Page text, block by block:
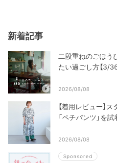
新着記事
二段重ねのごほう
たい過ごし方【3/
2026/08/08
【着用レビュー】
「ペチパンツ」を
2026/08/08
Sponsored